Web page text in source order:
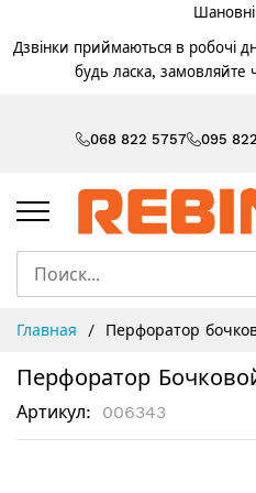
Шановні
Дзвінки приймаються в робочі
будь ласка,
068 822 5757 095
Главная Перфоратор
Перфоратор
Артикул 006343